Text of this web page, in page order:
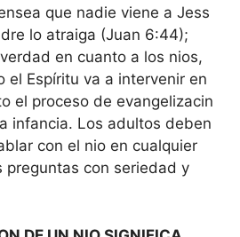
que nadie viene a Jess
lo atraiga (Juan 6:44);
en cuanto a los nios,
el Espíritu va a intervenir en
el proceso de evangelizacin
infancia. Los adultos deben
con el nio en cualquier
preguntas con seriedad y